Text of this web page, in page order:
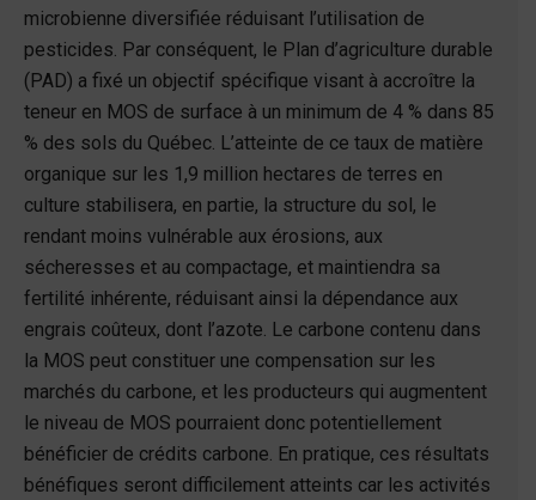
microbienne diversifiée réduisant l’utilisation de
pesticides. Par conséquent, le Plan d’agriculture durable
(PAD) a fixé un objectif spécifique visant à accroître la
teneur en MOS de surface à un minimum de 4 % dans 85
% des sols du Québec. L’atteinte de ce taux de matière
organique sur les 1,9 million hectares de terres en
culture stabilisera, en partie, la structure du sol, le
rendant moins vulnérable aux érosions, aux
sécheresses et au compactage, et maintiendra sa
fertilité inhérente, réduisant ainsi la dépendance aux
engrais coûteux, dont l’azote. Le carbone contenu dans
la MOS peut constituer une compensation sur les
marchés du carbone, et les producteurs qui augmentent
le niveau de MOS pourraient donc potentiellement
bénéficier de crédits carbone. En pratique, ces résultats
bénéfiques seront difficilement atteints car les activités